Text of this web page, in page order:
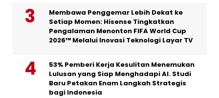
Membawa Penggemar Lebih Dekat ke
Setiap Momen: Hisense Tingkatkan
Pengalaman Menonton FIFA World Cup
2026™ Melalui Inovasi Teknologi Layar TV
53% Pemberi Kerja Kesulitan Menemukan
Lulusan yang Siap Menghadapi AI. Studi
Baru Petakan Enam Langkah Strategis
bagi Indonesia